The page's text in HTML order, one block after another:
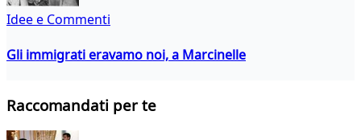
Idee e Commenti
Gli immigrati eravamo noi, a Marcinelle
Raccomandati per te